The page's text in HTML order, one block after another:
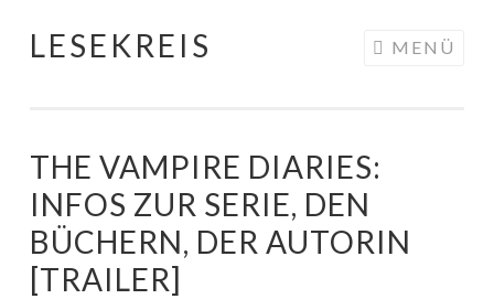
Springe
LESEKREIS MENÜ
THE VAMPIRE DIARIES:
INFOS ZUR SERIE, DEN
BÜCHERN, DER AUTORIN
[TRAILER]